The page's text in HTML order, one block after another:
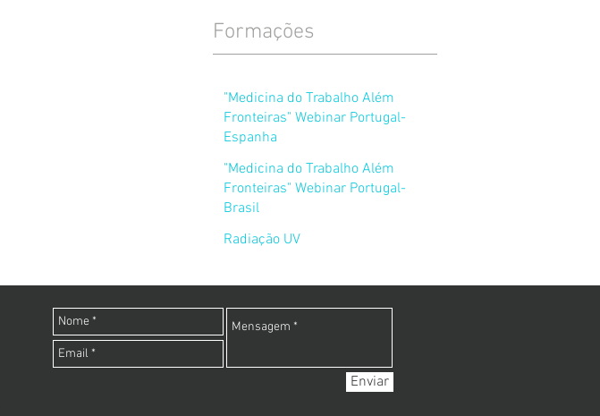
Formações
"Medicina do Trabalho Além
Fronteiras" Webinar Portugal-
Espanha
"Medicina do Trabalho Além
Fronteiras" Webinar Portugal-
Brasil
Radiação UV
Enviar